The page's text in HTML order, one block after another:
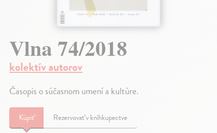
Vlna 74/2018
kolektív autorov
Časopis o súčasnom umení a kultúre.
Kúpiť Rezervovať v kníhkupectve